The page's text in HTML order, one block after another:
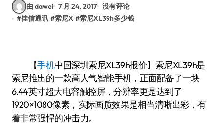
由 dawei 7 月 24, 2017 没有评论
#佳信通讯 #索尼X #索尼XL39h多少钱
【手机中国深圳索尼XL39h报价】索尼XL39h是
索尼推出的一款高人气智能手机，正面配备了一块
6.44英寸超大电容触控屏，分辨率更是达到了
1920×1080像素，实际画质效果是相当清晰出彩，有
着非常强悍的冲击力。